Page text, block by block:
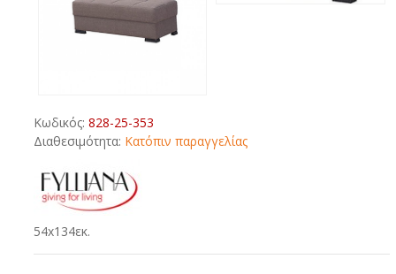
Κωδικός: 828-25-353
Διαθεσιμότητα: Κατόπιν παραγγελίας
54x134εκ.